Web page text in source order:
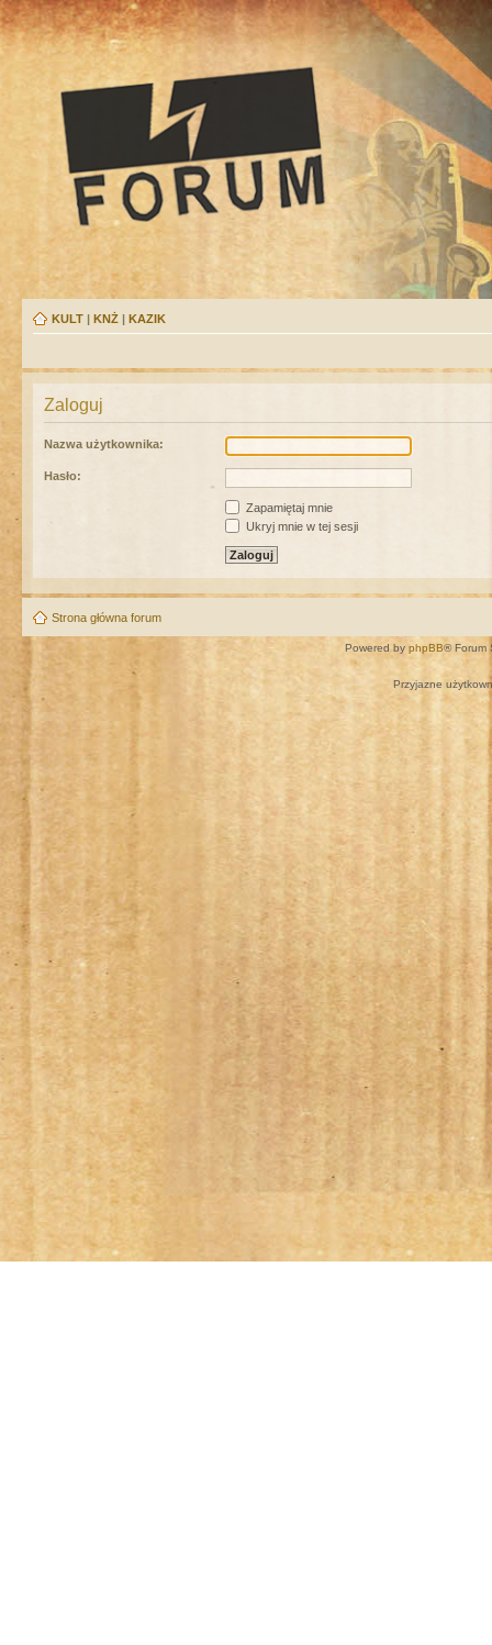
KULT | KNŻ | KAZIK
Zaloguj
Nazwa użytkownika:
Hasło:
Zapamiętaj mnie
Ukryj mnie w tej sesji
Strona główna forum
Powered by phpBB® Forum
Przyjazne